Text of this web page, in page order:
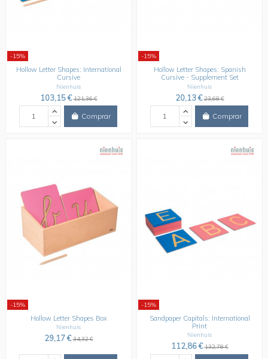
-15%
Hollow Letter Shapes: International
Cursive
Nienhuis
103,15 €121,36 €
Comprar
-15%
Hollow Letter Shapes: Spanish
Cursive - Supplement Set
Nienhuis
20,13 €23,68 €
Comprar
-15%
Hollow Letter Shapes Box
Nienhuis
29,17 €34,32 €
-15%
Sandpaper Capitals: International
Print
Nienhuis
112,86 €132,78 €